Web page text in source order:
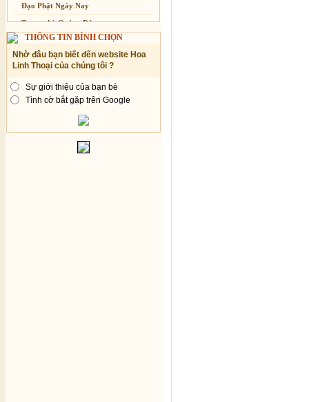
Đạo Phật Ngày Nay
Trang nhà Quảng Đức
Báo Giác Ngộ
Vesak 2014
THÔNG TIN BÌNH CHỌN
Nhờ đâu bạn biết đến website Hoa
Linh Thoại của chúng tôi ?
Sự giới thiệu của bạn bè
Tình cờ bắt gặp trên Google